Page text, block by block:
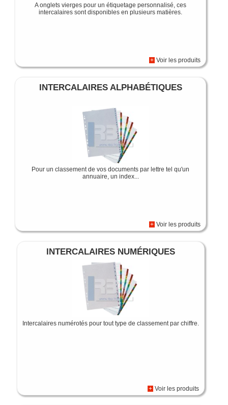
A onglets vierges pour un étiquetage personnalisé, ces
intercalaires sont disponibles en plusieurs matières.
+ Voir les produits
INTERCALAIRES ALPHABÉTIQUES
Pour un classement de vos documents par lettre tel qu'un
annuaire, un index...
+ Voir les produits
INTERCALAIRES NUMÉRIQUES
Intercalaires numérotés pour tout type de classement par chiffre.
+ Voir les produits